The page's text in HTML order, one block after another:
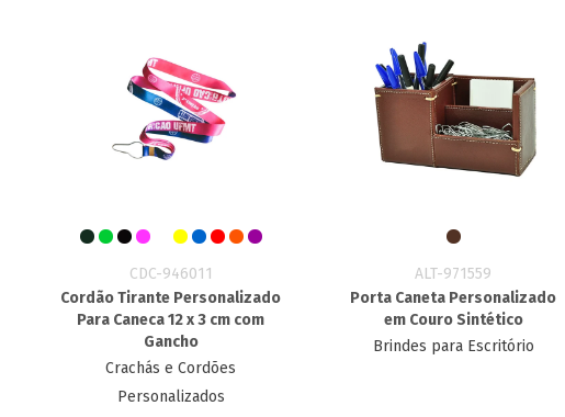
CDC-946011
Cordão Tirante Personalizado
Para Caneca 12 x 3 cm com
Gancho
Crachás e Cordões
Personalizados
ALT-971559
Porta Caneta Personalizado
em Couro Sintético
Brindes para Escritório